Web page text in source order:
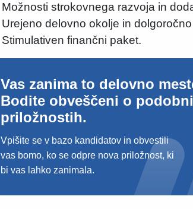
Možnosti strokovnega razvoja in
Urejeno delovno okolje in
Stimulativen finančni paket.
Vas zanima to delovno
Bodite obveščeni o
priložnostih.
Vpišite se v bazo kandidatov in obvestili
vas bomo, ko se odpre nova priložnost, ki
bi vas lahko zanimala.